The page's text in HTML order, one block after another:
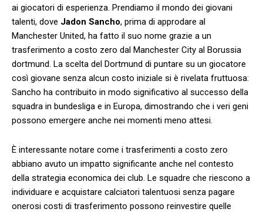
ai giocatori di esperienza. Prendiamo il mondo dei giovani
talenti, dove Jadon Sancho, ⁣prima di approdare al
‌Manchester United, ha fatto il suo nome grazie a un
trasferimento a costo zero dal Manchester ​City al Borussia
dortmund. La⁢ scelta del Dortmund di puntare su un giocatore⁢
così giovane senza alcun costo iniziale si è rivelata fruttuosa:
Sancho ‌ha contribuito in modo significativo al successo⁢ della
squadra in bundesliga e in Europa, dimostrando che​ i ⁢veri geni
possono emergere anche nei momenti meno ⁣attesi.
È interessante notare come i trasferimenti‌ a costo‌ zero
abbiano avuto un‌ impatto significante anche nel ⁤contesto
della strategia economica dei club. Le ⁣squadre che ​riescono a
individuare e acquistare‍ calciatori talentuosi ⁤senza pagare
onerosi costi di trasferimento possono reinvestire⁢ quelle